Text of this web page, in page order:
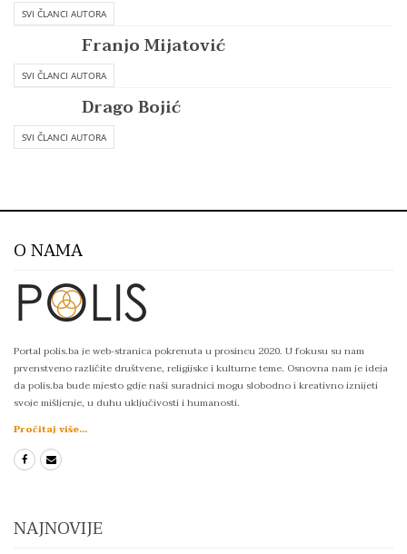
SVI ČLANCI AUTORA
Franjo Mijatović
SVI ČLANCI AUTORA
Drago Bojić
SVI ČLANCI AUTORA
O NAMA
Portal polis.ba je web-stranica pokrenuta u prosincu 2020. U fokusu su nam
prvenstveno različite društvene, religijske i kulturne teme. Osnovna nam je ideja
da polis.ba bude mjesto gdje naši suradnici mogu slobodno i kreativno iznijeti
svoje mišljenje, u duhu uključivosti i humanosti.
Pročitaj više...
NAJNOVIJE